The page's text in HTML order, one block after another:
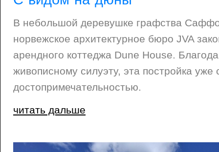
В небольшой деревушке графства
норвежское архитектурное бюро JVA
арендного коттеджа Dune House.
живописному силуэту, эта постройка уже
достопримечательностью.
читать дальше